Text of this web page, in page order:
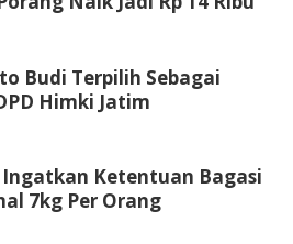
Budi Terpilih Sebagai
Himki Jatim
Ketentuan Bagasi
7kg Per Orang